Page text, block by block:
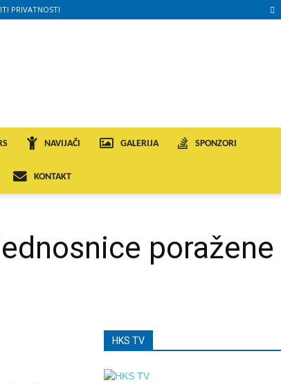
PRIVATNOSTI
NAVIJAČI GALERIJA SPONZORI
KONTAKT
poražene
HKS TV